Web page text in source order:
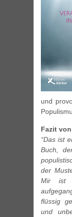
und
Fazit
“Das ist
Buch,
der
Mir ist
flüssig
und